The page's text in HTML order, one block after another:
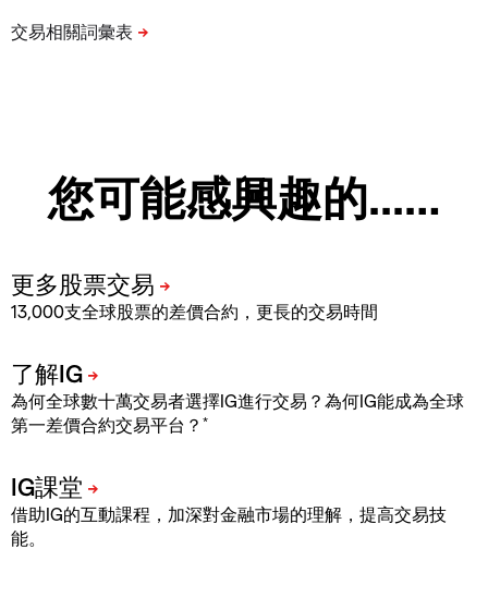
您可能感興趣的...…
13,000支全球股票的差價合約，更長的交易時間
為何全球數十萬交易者選擇IG進行交易？為何IG能成為全球
第一差價合約交易平台？ *
借助IG的互動課程，加深對金融市場的理解，提高交易技
能。